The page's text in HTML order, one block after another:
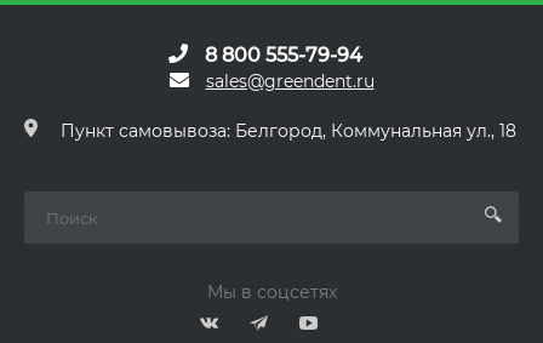
8 800 555-79-94
sales@greendent.ru
Пункт самовывоза: Белгород, Коммунальная ул., 18
Мы в соцсетях